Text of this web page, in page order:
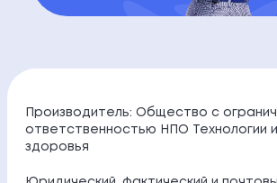
Производитель: Общество с
ответственностью НПО Технологии
здоровья